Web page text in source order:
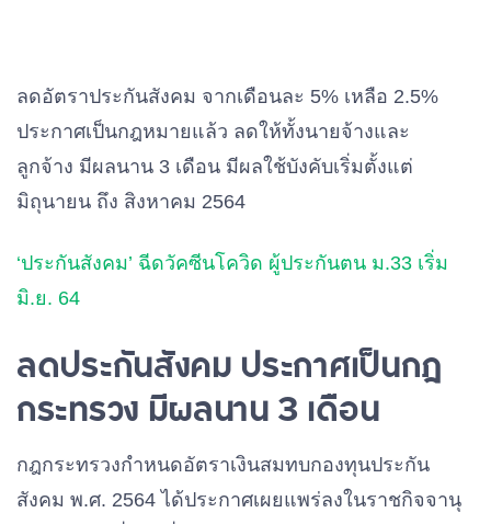
ลดอัตราประกันสังคม จากเดือนละ 5% เหลือ 2.5%
ประกาศเป็นกฎหมายแล้ว ลดให้ทั้งนายจ้างและ
ลูกจ้าง มีผลนาน 3 เดือน มีผลใช้บังคับเริ่มตั้งแต่
มิถุนายน ถึง สิงหาคม 2564
‘ประกันสังคม’ ฉีดวัคซีนโควิด ผู้ประกันตน ม.33 เริ่ม
มิ.ย. 64
ลดประกันสังคม ประกาศเป็นกฎ
กระทรวง มีผลนาน 3 เดือน
กฎกระทรวงกำหนดอัตราเงินสมทบกองทุนประกัน
สังคม พ.ศ. 2564 ได้ประกาศเผยแพร่ลงในราชกิจจานุ